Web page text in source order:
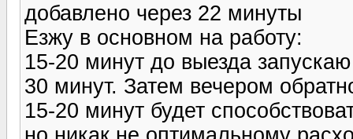
добавлено через 22 минуты
Езжу в основном на работу:
15-20 минут до выезда
30 минут. Затем вечером
15-20 минут будет